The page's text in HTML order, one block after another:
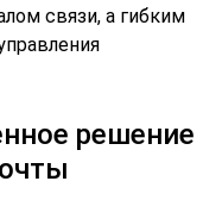
связи, а гибким
решение